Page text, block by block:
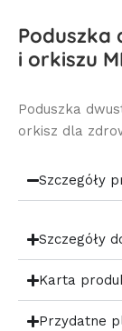
Poduszka
i orkiszu
Poduszka
orkisz dla
Szczegóły
Szczegóły
Karta
Przydatne